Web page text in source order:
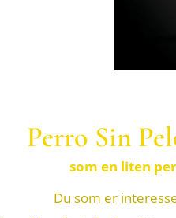
Perro Sin
som en liten
Du som er